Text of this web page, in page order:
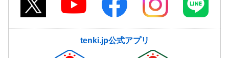
tenki.jp公式アプリ